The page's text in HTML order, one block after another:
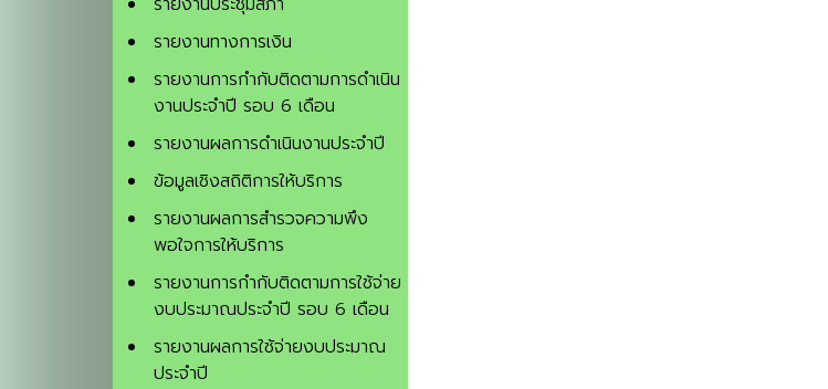
รายงานทางการเงิน
รายงานการกำกับติดตามการดำเนิน
งานประจำปี รอบ 6 เดือน
รายงานผลการดำเนินงานประจำปี
ข้อมูลเชิงสถิติการให้บริการ
รายงานผลการสำรวจความพึง
พอใจการให้บริการ
รายงานการกำกับติดตามการใช้จ่าย
งบประมาณประจำปี รอบ 6 เดือน
รายงานผลการใช้จ่ายงบประมาณ
ประจำปี